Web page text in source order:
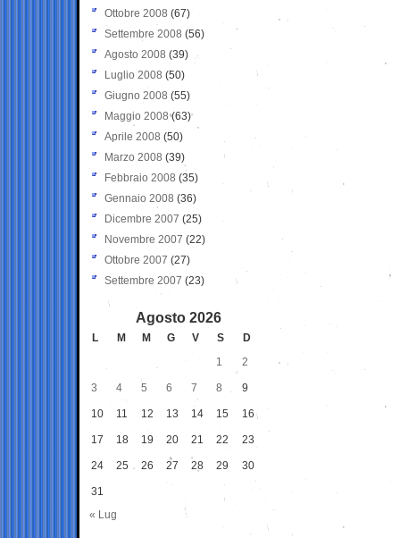
Ottobre 2008 (67)
Settembre 2008 (56)
Agosto 2008 (39)
Luglio 2008 (50)
Giugno 2008 (55)
Maggio 2008(63)
Aprile 2008 (50)
Marzo 2008 (39)
Febbraio 2008 (35)
Gennaio 2008 (36)
Dicembre 2007 (25)
Novembre 2007 (22)
Ottobre 2007 (27)
Settembre 2007 (23)
Agosto 2026
L M M G V S
D
1
2
3 4 5 6 7 8 9
10 11 12 13 14 15 16
17 18 19 20 21 22 23
24 25 26 27 28 29 30
31
« Lug